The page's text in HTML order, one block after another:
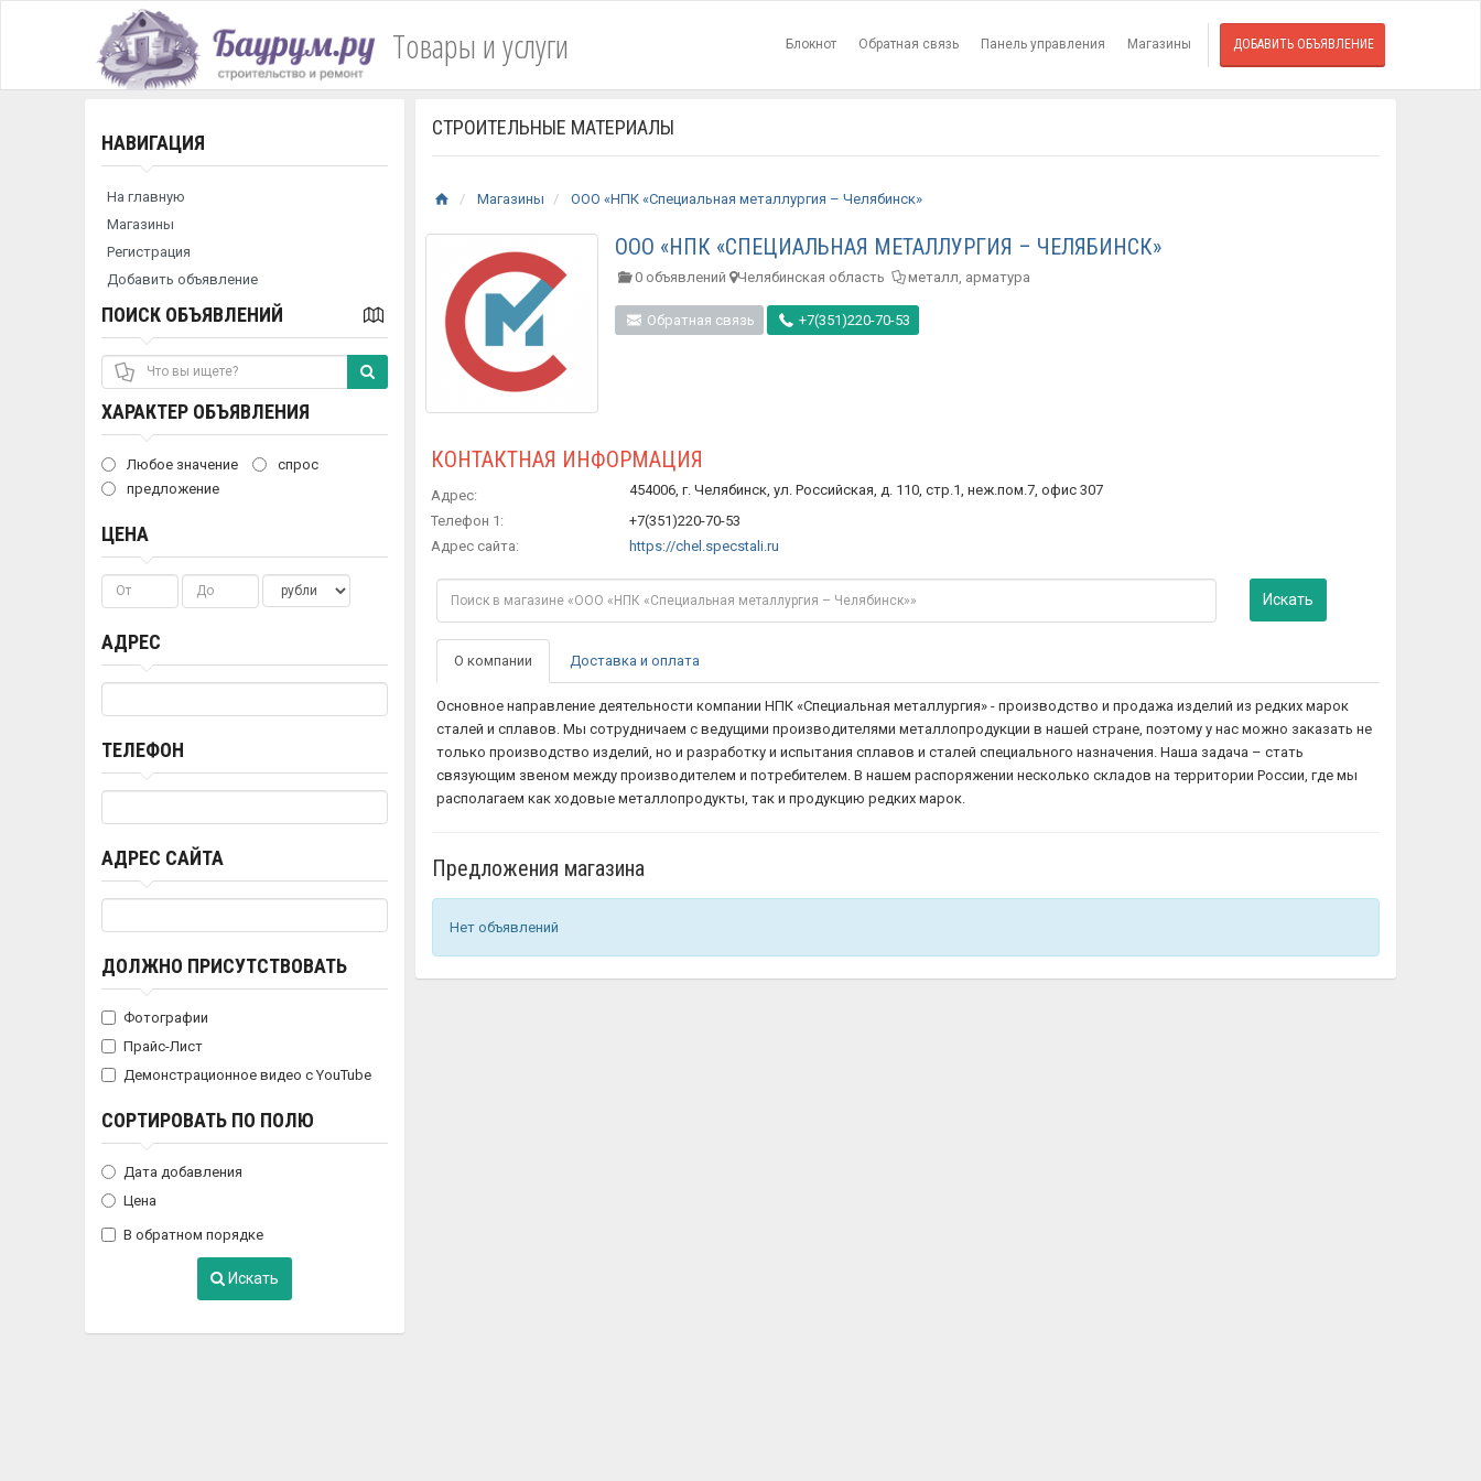
Товары и услуги Блокнот Обратная связь Панель управления Магазины ДОБАВИТЬ ОБЪЯВЛЕНИЕ
НАВИГАЦИЯ
На главную
Магазины
Регистрация
Добавить объявление
ПОИСК ОБЪЯВЛЕНИЙ
ХАРАКТЕР ОБЪЯВЛЕНИЯ
Любое значение
спрос
предложение
ЦЕНА
АДРЕС
ТЕЛЕФОН
АДРЕС САЙТА
ДОЛЖНО ПРИСУТСТВОВАТЬ
Фотографии
Прайс-Лист
Демонстрационное видео с YouTube
СОРТИРОВАТЬ ПО ПОЛЮ
Дата добавления
Цена
В обратном порядке
Искать
СТРОИТЕЛЬНЫЕ МАТЕРИАЛЫ
Магазины ООО «НПК «Специальная металлургия – Челябинск»
ООО «НПК «СПЕЦИАЛЬНАЯ МЕТАЛЛУРГИЯ – ЧЕЛЯБИНСК»
0 объявлений Челябинская область металл, арматура
Обратная связь +7(351)220-70-53
КОНТАКТНАЯ ИНФОРМАЦИЯ
Адрес:
454006, г. Челябинск, ул. Российская, д. 110, стр.1, неж.пом.7, офис 307
Телефон 1:
+7(351)220-70-53
Адрес сайта:
https://chel.specstali.ru
Искать
О компании Доставка и оплата
Основное направление деятельности компании НПК «Специальная металлургия» - производство и продажа изделий из редких марок
сталей и сплавов. Мы сотрудничаем с ведущими производителями металлопродукции в нашей стране, поэтому у нас можно заказать не
только производство изделий, но и разработку и испытания сплавов и сталей специального назначения. Наша задача – стать
связующим звеном между производителем и потребителем. В нашем распоряжении несколько складов на территории России, где мы
располагаем как ходовые металлопродукты, так и продукцию редких марок.
Предложения магазина
Нет объявлений